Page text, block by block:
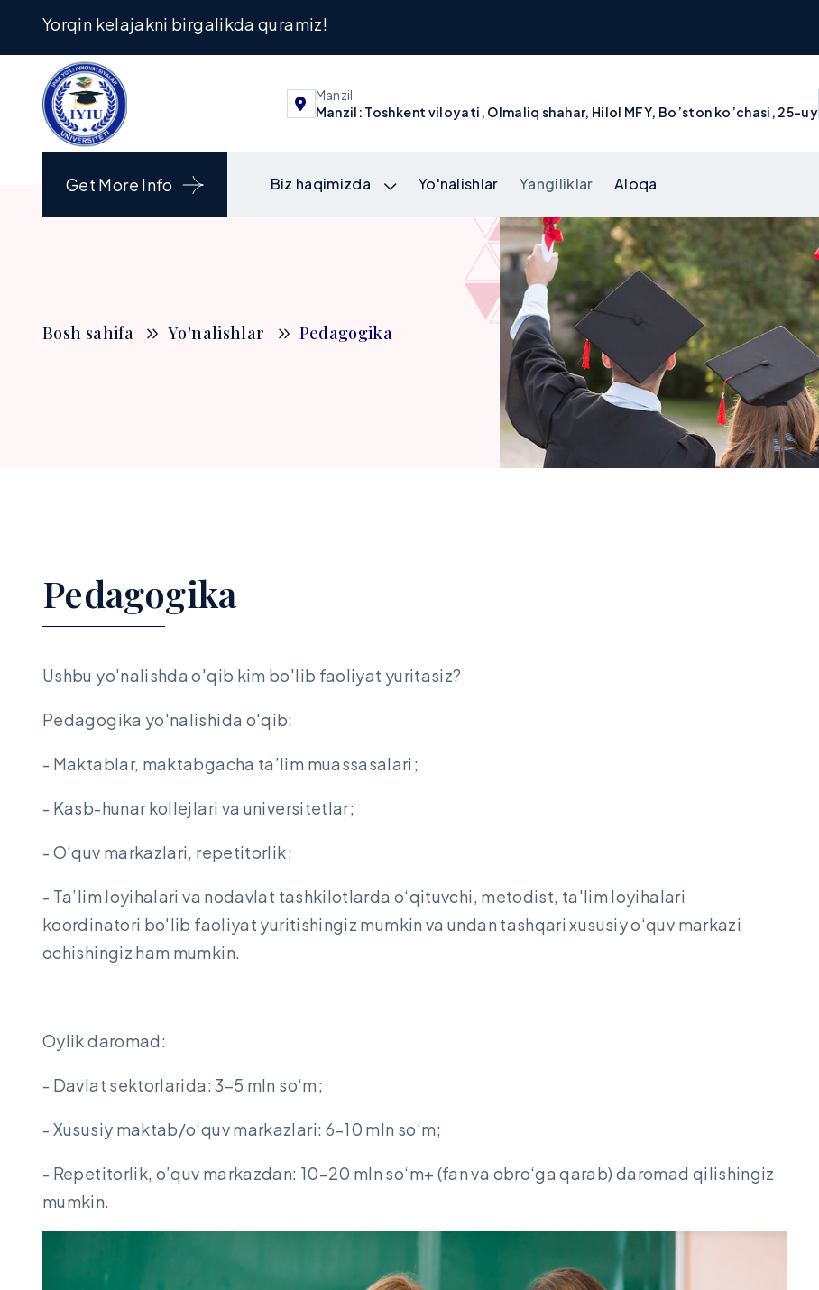
Yorqin kelajakni birgalikda quramiz!
Manzil
Manzil: Toshkent viloyati, Olmaliq shahar, Hilol MFY, Bo’ston ko’chasi, 25-uy
Get More Info Biz haqimizda Yo'nalishlar Yangiliklar Aloqa
Bosh sahifa Yo'nalishlar Pedagogika
Pedagogika
Ushbu yo'nalishda o'qib kim bo'lib faoliyat yuritasiz?
Pedagogika yo'nalishida o'qib:
- Maktablar, maktabgacha ta’lim muassasalari;
- Kasb-hunar kollejlari va universitetlar;
- O‘quv markazlari, repetitorlik;
- Ta’lim loyihalari va nodavlat tashkilotlarda o‘qituvchi, metodist, ta'lim loyihalari
koordinatori bo'lib faoliyat yuritishingiz mumkin va undan tashqari xususiy o‘quv markazi
ochishingiz ham mumkin.
Oylik daromad:
- Davlat sektorlarida: 3–5 mln so‘m;
- Xususiy maktab/o‘quv markazlari: 6–10 mln so‘m;
- Repetitorlik, o’quv markazdan: 10–20 mln so‘m+ (fan va obro‘ga qarab) daromad qilishingiz
mumkin.